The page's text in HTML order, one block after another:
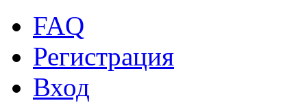
FAQ
Регистрация
Вход